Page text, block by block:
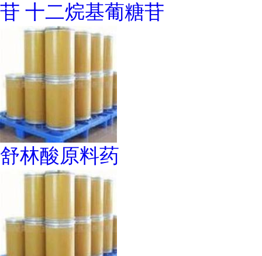
苷 十二烷基葡糖苷
舒林酸原料药